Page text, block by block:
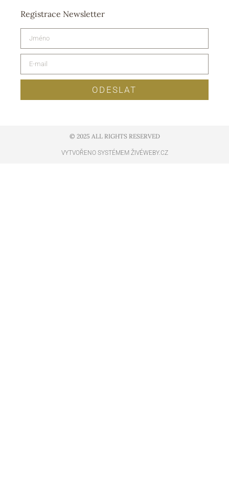
Registrace Newsletter
ODESLAT
© 2025 ALL RIGHTS RESERVED​
VYTVOŘENO SYSTÉMEM ŽIVÉWEBY.CZ